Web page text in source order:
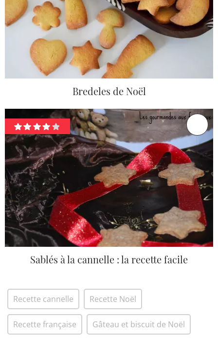
Bredeles de Noël
Sablés à la cannelle : la recette facile
Recette cannelle Recette Noël
Recette française Gâteau et biscuit de Noël